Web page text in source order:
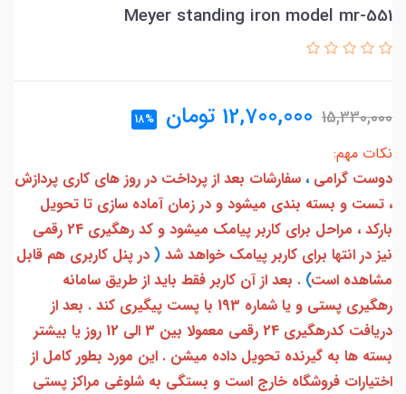
Meyer standing iron model mr-551
15,330,000
12,700,000 تومان 18%
نکات مهم:
دوست گرامی ، سفارشات بعد از پرداخت در روز های کاری پردازش
، تست و بسته بندی میشود و در زمان آماده سازی تا تحویل
بارکد ، مراحل برای کاربر پیامک میشود و کد رهگیری 24 رقمی
نیز در انتها برای کاربر پیامک خواهد شد ( در پنل کاربری هم قابل
مشاهده است) . بعد از آن کاربر فقط باید از طریق سامانه
رهگیری پستی و یا شماره 193 با پست پیگیری کند . بعد از
دریافت کدرهگیری 24 رقمی معمولا بین 3 الی 12 روز یا بیشتر
بسته ها به گیرنده تحویل داده میشن . این مورد بطور کامل از
اختیارات فروشگاه خارج است و بستگی به شلوغی مراکز پستی